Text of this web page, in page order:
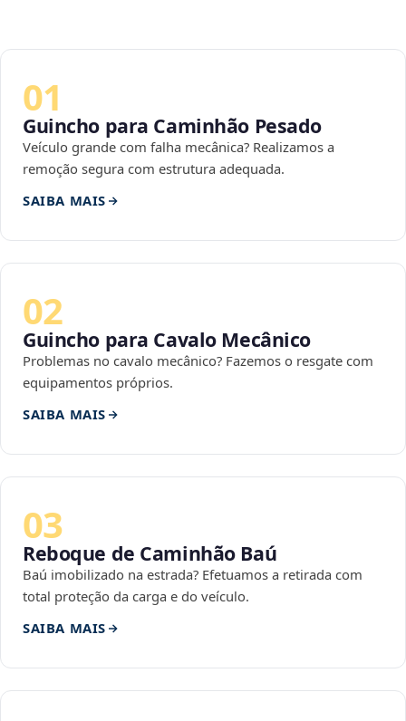
01
Guincho para Caminhão Pesado
Veículo grande com falha mecânica? Realizamos a
remoção segura com estrutura adequada.
SAIBA MAIS
02
Guincho para Cavalo Mecânico
Problemas no cavalo mecânico? Fazemos o resgate com
equipamentos próprios.
SAIBA MAIS
03
Reboque de Caminhão Baú
Baú imobilizado na estrada? Efetuamos a retirada com
total proteção da carga e do veículo.
SAIBA MAIS